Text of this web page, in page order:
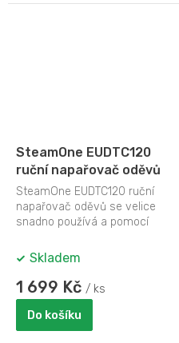
SteamOne EUDTC120
ruční napařovač oděvů
SteamOne EUDTC120 ruční
napařovač oděvů se velice
snadno používá a pomocí
rekordně...
Skladem
1 699 Kč / ks
Do košíku